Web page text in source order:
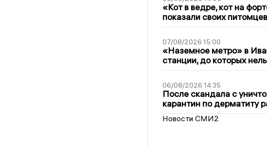
«Кот в ведре, кот на
показали своих питомцев
07/08/2026 15:00
«Наземное метро» в
станции, до которых
06/08/2026 14:35
После скандала с
карантин по дерматиту
Новости СМИ2